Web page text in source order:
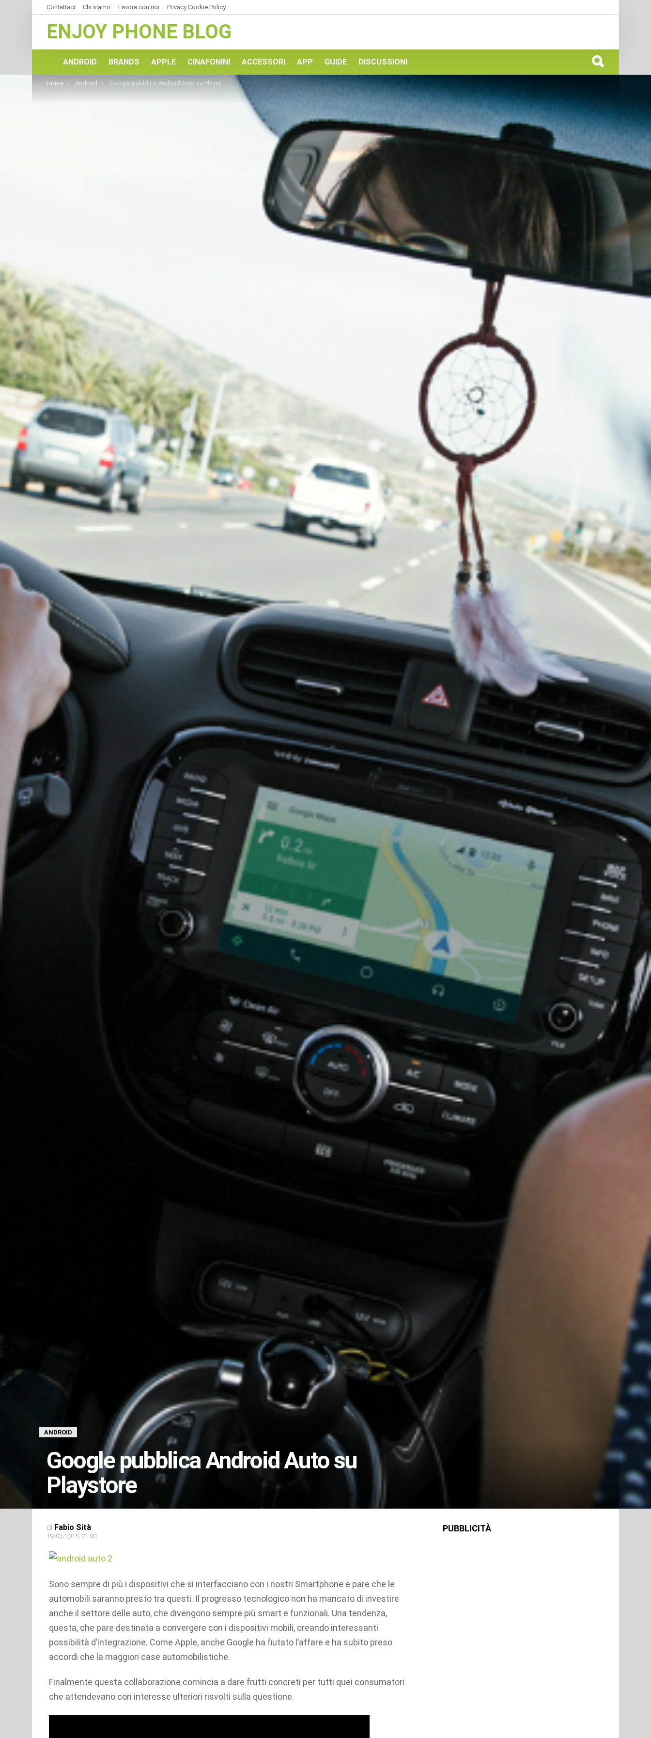
Contattaci Chi siamo Lavora con noi Privacy Cookie Policy
ENJOY PHONE BLOG
ANDROID BRANDS APPLE CINAFONINI ACCESSORI APP GUIDE DISCUSSIONI
You are here:
Home Android Google pubblica Android Auto su Playstore
ANDROID
Google pubblica Android Auto su
Playstore
di Fabio Sità
19/03/2015, 21:00
Sono sempre di più i dispositivi che si interfacciano con i nostri Smartphone e pare che le
automobili saranno presto tra questi. Il progresso tecnologico non ha mancato di investire
anche il settore delle auto, che divengono sempre più smart e funzionali. Una tendenza,
questa, che pare destinata a convergere con i dispositivi mobili, creando interessanti
possibilità d’integrazione. Come Apple, anche Google ha fiutato l’affare e ha subito preso
accordi che la maggiori case automobilistiche.
Finalmente questa collaborazione comincia a dare frutti concreti per tutti quei consumatori
che attendevano con interesse ulteriori risvolti sulla questione.
PUBBLICITÀ